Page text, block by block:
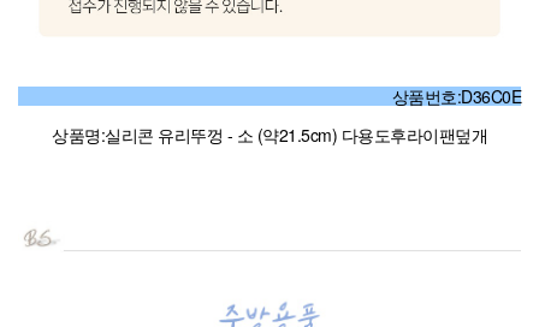
상품번호:D36C0E
상품명:실리콘 유리뚜껑 - 소 (약21.5cm) 다용도후라이팬덮개